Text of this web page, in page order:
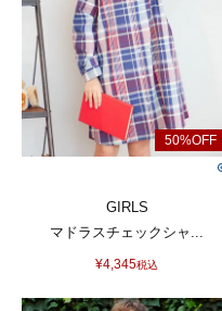
GIRLS
マドラスチェックシャ...
¥4,345税込